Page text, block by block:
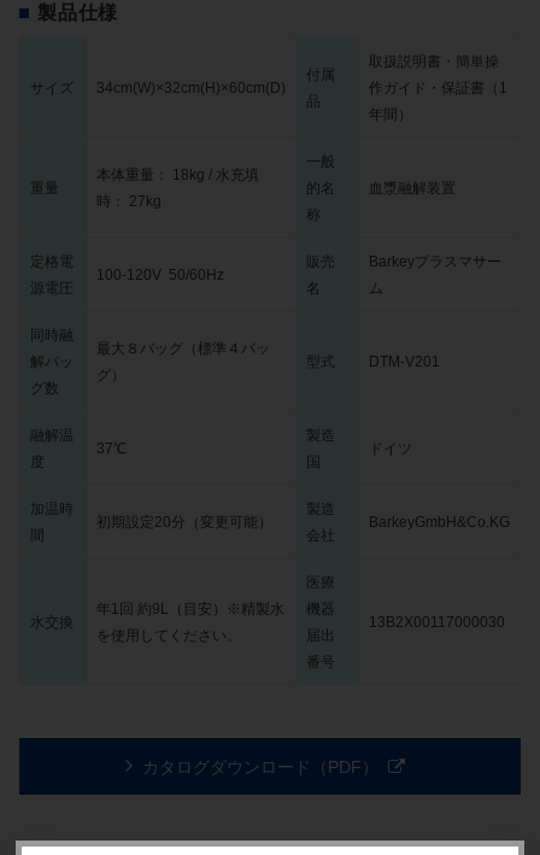
製品仕様
サイズ 34cm(W)×32cm(H)×60cm(D)
付属
品
取扱説明書・簡単操
作ガイド・保証書（1
年間）
重量
本体重量： 18kg / 水充填
時： 27kg
一般
的名
称
血漿融解装置
定格電
源電圧
100-120V 50/60Hz
販売
名
Barkeyプラスマサー
ム
同時融
解バッ
グ数
最大８バッグ（標準４バッ
グ）
型式 DTM-V201
融解温
度
37℃
製造
国
ドイツ
加温時
初期設定20分（変更可能）
製造
会社
BarkeyGmbH&Co.KG
水交換
年1回 約9L（目安）※精製水
を使用してください。
医療
機器
届出
番号
13B2X00117000030
カタログダウンロード（PDF）